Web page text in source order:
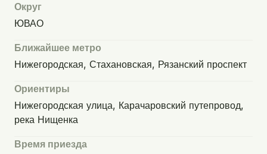
Округ
ЮВАО
Ближайшее метро
Нижегородская, Стахановская, Рязанский проспект
Ориентиры
Нижегородская улица, Карачаровский путепровод,
река Нищенка
Время приезда